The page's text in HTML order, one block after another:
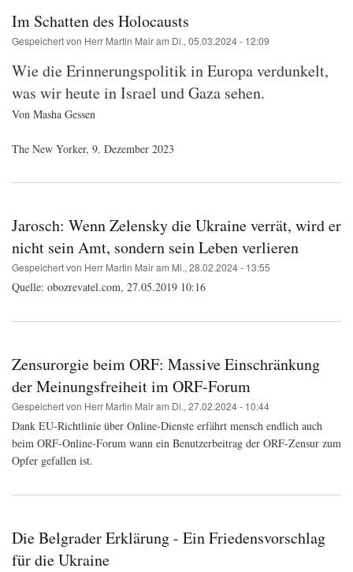
Im Schatten des Holocausts
Gespeichert von Herr Martin Mairam Di., 05.03.2024 - 12:09
Wie die Erinnerungspolitik in Europa verdunkelt,
was wir heute in Israel und Gaza sehen.
Von Masha Gessen
The New Yorker, 9. Dezember 2023
Jarosch: Wenn Zelensky die Ukraine verrät, wird er
nicht sein Amt, sondern sein Leben verlieren
Gespeichert von Herr Martin Mairam Mi., 28.02.2024 - 13:55
Quelle: obozrevatel.com, 27.05.2019 10:16
Zensurorgie beim ORF: Massive Einschränkung
der Meinungsfreiheit im ORF-Forum
Gespeichert von Herr Martin Mairam Di., 27.02.2024 - 10:44
Dank EU-Richtlinie über Online-Dienste erfährt mensch endlich auch
beim ORF-Online-Forum wann ein Benutzerbeitrag der ORF-Zensur zum
Opfer gefallen ist.
Die Belgrader Erklärung - Ein Friedensvorschlag
für die Ukraine